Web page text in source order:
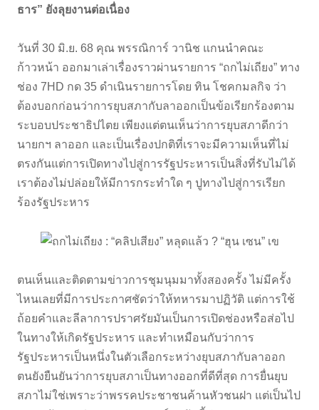
ธาร” ยังลุยงานต่อเนื่อง
วันที่ 30 มิ.ย. 68 คุณ พรรณิการ์ วานิช แกนนำคณะ
ก้าวหน้า ออกมาเล่าเรื่องราวผ่านรายการ “ถกไม่เถียง” ทาง
ช่อง 7HD กด 35 ดำเนินรายการโดย ทิน โชคกมลกิจ ว่า
ต้องบอกก่อนว่าการยุบสภากับลาออกเป็นข้อเรียกร้องตาม
ระบอบประชาธิปไตย เพียงแต่ตนเห็นว่าการยุบสภาดีกว่า
นายกฯ ลาออก และเป็นเรื่องปกติที่เราจะมีความเห็นที่ไม่
ตรงกันแต่การเปิดทางไปสู่การรัฐประหารเป็นสิ่งที่รับไม่ได้
เราต้องไม่ปล่อยให้มีการกระทำใด ๆ ปูทางไปสู่การเรียก
ร้องรัฐประหาร
ตนเห็นและติดตามข่าวการชุมนุมมาทั้งสองครั้ง ไม่มีครั้ง
ไหนเลยที่มีการประกาศชัดว่าให้ทหารมาปฏิวัติ แต่การใช้
ถ้อยคำและลีลาการปราศรัยมันเป็นการเปิดช่องหรือส่อไป
ในทางให้เกิดรัฐประหาร และทำเหมือนกับว่าการ
รัฐประหารเป็นหนึ่งในตัวเลือกระหว่างยุบสภากับลาออก
ตนยังยืนยันว่าการยุบสภาเป็นทางออกที่ดีที่สุด การยื่นยุบ
สภาไม่ใช่เพราะว่าพรรคประชาชนค้านหัวชนฝา แต่เป็นไป